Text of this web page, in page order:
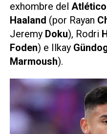
exhombre del
Haaland (por Rayan
Jeremy Doku), Rodri
Foden) e Ilkay
Marmoush).